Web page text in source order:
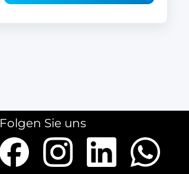
Folgen Sie uns